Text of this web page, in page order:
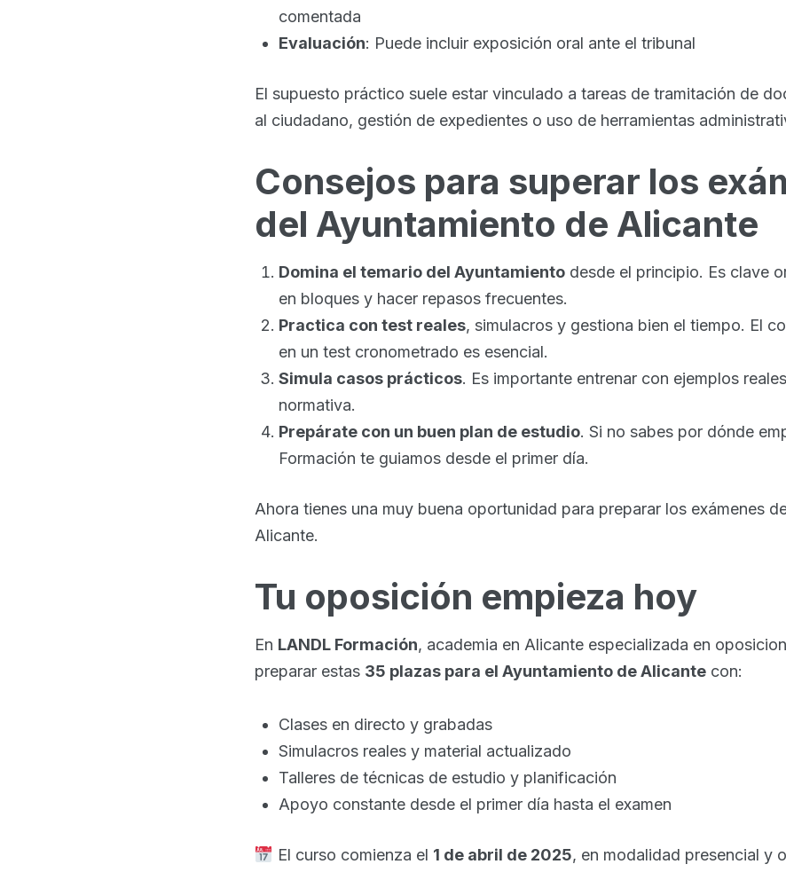
comentada
Evaluación: Puede incluir exposición oral ante el tribunal
El supuesto práctico suele estar vinculado a tareas de tramitación de
al ciudadano, gestión de expedientes o uso de herramientas
Consejos para superar los
del Ayuntamiento de Alicante
Domina el temario del Ayuntamiento desde el principio. Es clave
en bloques y hacer repasos frecuentes.
Practica con test reales, simulacros y gestiona bien el tiempo. El
en un test cronometrado es esencial.
Simula casos prácticos. Es importante entrenar con ejemplos
normativa.
Prepárate con un buen plan de estudio. Si no sabes por dónde
Formación te guiamos desde el primer día.
Ahora tienes una muy buena oportunidad para preparar los exámenes
Alicante.
Tu oposición empieza hoy
En LANDL Formación, academia en Alicante especializada en
preparar estas 35 plazas para el Ayuntamiento de Alicante con:
Clases en directo y grabadas
Simulacros reales y material actualizado
Talleres de técnicas de estudio y planificación
Apoyo constante desde el primer día hasta el examen
El curso comienza el 1 de abril de 2025, en modalidad presencial y